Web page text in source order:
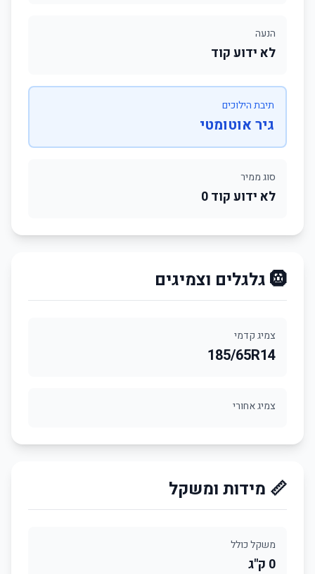
הנעה
לא ידוע קוד
תיבת הילוכים
גיר אוטומטי
סוג ממיר
לא ידוע קוד 0
🛞 גלגלים וצמיגים
צמיג קדמי
185/65R14
צמיג אחורי
📏 מידות ומשקל
משקל כולל
0 ק"ג